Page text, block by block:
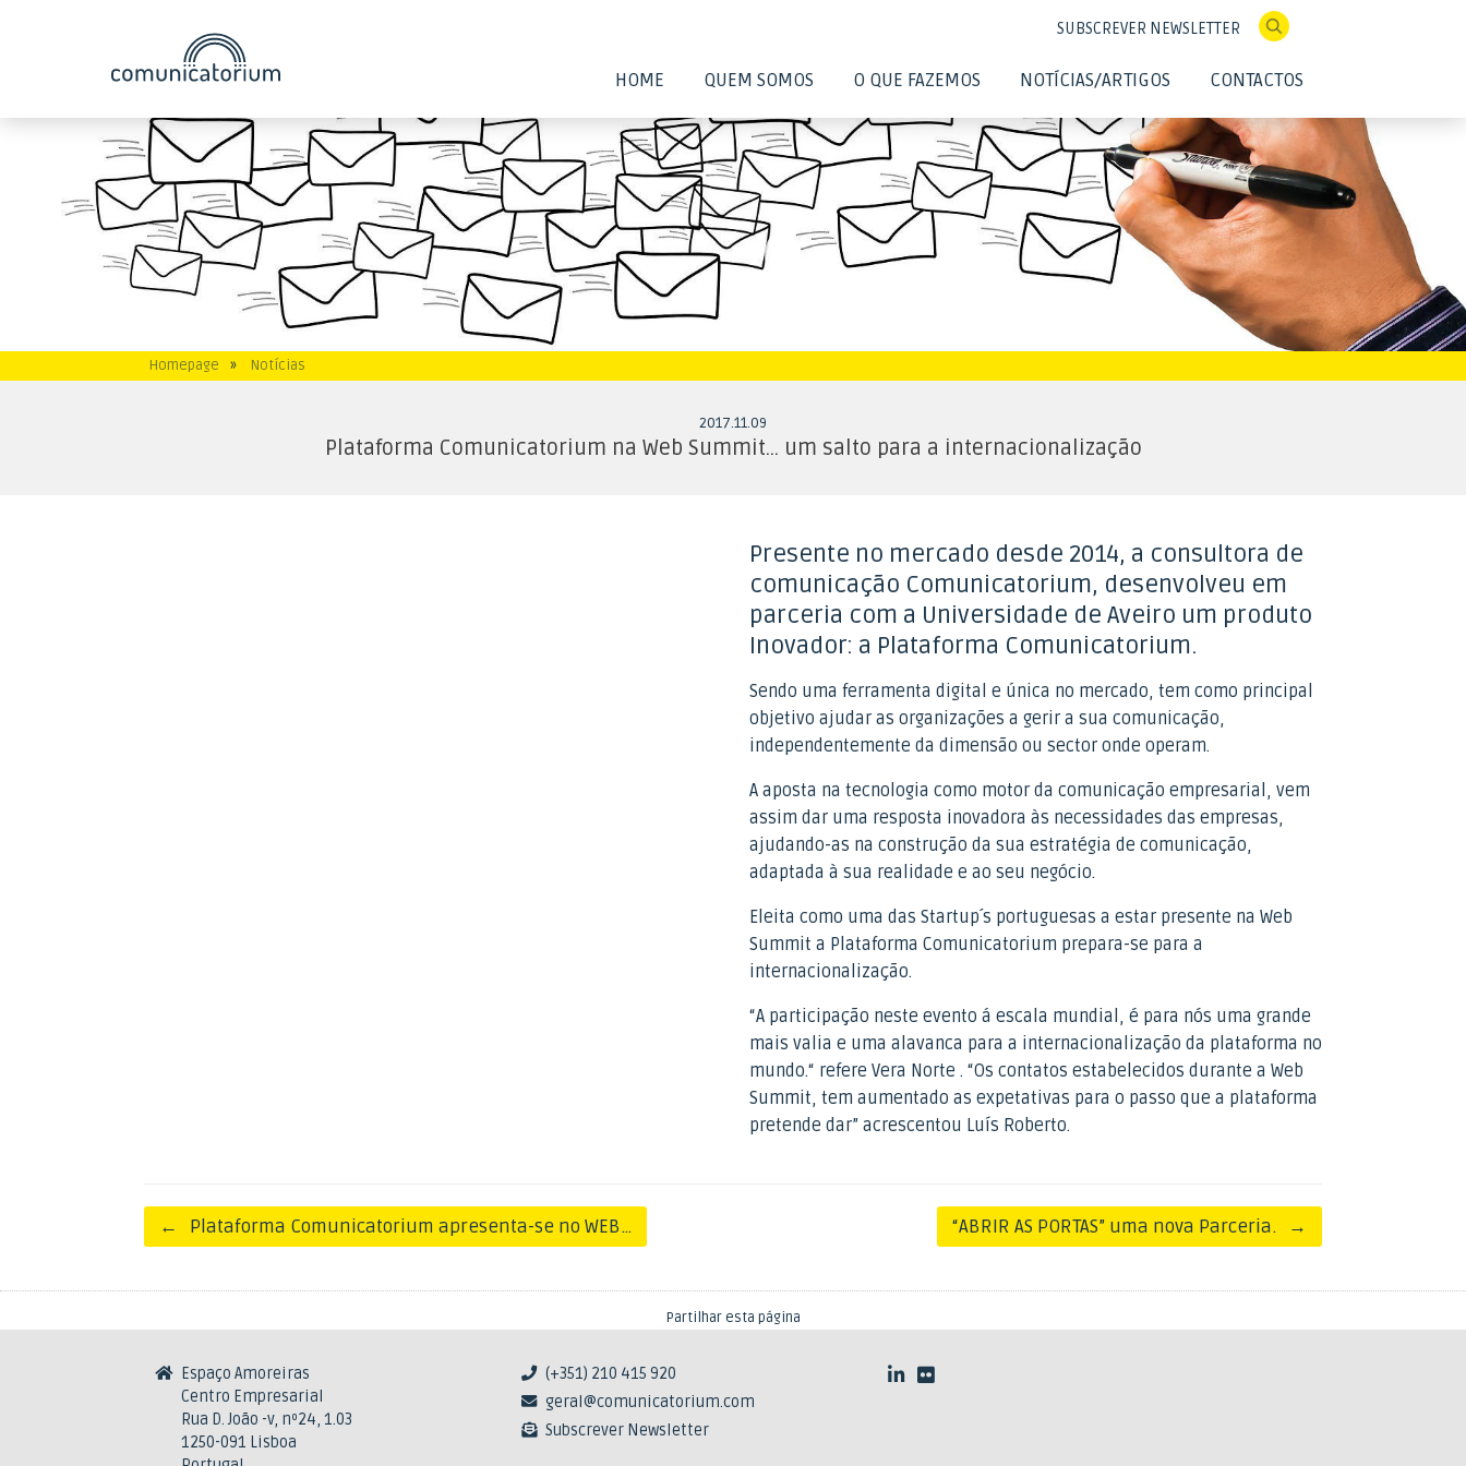
HOME QUEM SOMOS O QUE FAZEMOS NOTÍCIAS/ARTIGOS CONTACTOS
SUBSCREVER NEWSLETTER
Homepage » Notícias
2017.11.09
Plataforma Comunicatorium na Web Summit… um salto para a internacionalização
Presente no mercado desde 2014, a consultora de
comunicação Comunicatorium, desenvolveu em
parceria com a Universidade de Aveiro um produto
Inovador: a Plataforma Comunicatorium.
Sendo uma ferramenta digital e única no mercado, tem como principal
objetivo ajudar as organizações a gerir a sua comunicação,
independentemente da dimensão ou sector onde operam.
A aposta na tecnologia como motor da comunicação empresarial, vem
assim dar uma resposta inovadora às necessidades das empresas,
ajudando-as na construção da sua estratégia de comunicação,
adaptada à sua realidade e ao seu negócio.
Eleita como uma das Startup´s portuguesas a estar presente na Web
Summit a Plataforma Comunicatorium prepara-se para a
internacionalização.
“A participação neste evento á escala mundial, é para nós uma grande
mais valia e uma alavanca para a internacionalização da plataforma no
mundo.“ refere Vera Norte . “Os contatos estabelecidos durante a Web
Summit, tem aumentado as expetativas para o passo que a plataforma
pretende dar” acrescentou Luís Roberto.
Post navigation
← Plataforma Comunicatorium apresenta-se no WEB… “ABRIR AS PORTAS” uma nova Parceria. →
Partilhar esta página
Espaço Amoreiras
Centro Empresarial
Rua D. João -v, nº24, 1.03
1250-091 Lisboa
(+351) 210 415 920
geral@comunicatorium.com
Subscrever Newsletter